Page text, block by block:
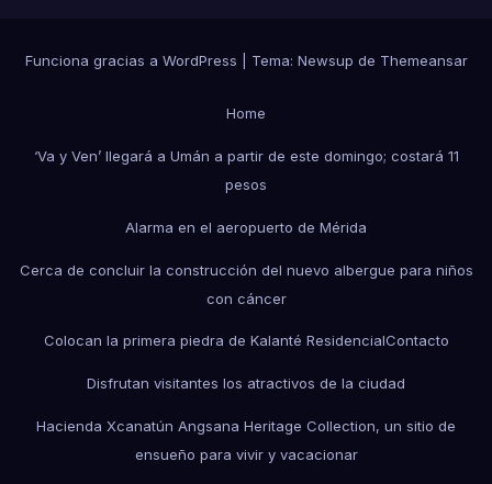
Funciona gracias a WordPress Tema: Newsup de Themeansar
Home
‘Va y Ven’ llegará a Umán a partir de este domingo; costará 11
pesos
Alarma en el aeropuerto de Mérida
Cerca de concluir la construcción del nuevo albergue para niños
con cáncer
Colocan la primera piedra de Kalanté ResidencialContacto
Disfrutan visitantes los atractivos de la ciudad
Hacienda Xcanatún Angsana Heritage Collection, un sitio de
ensueño para vivir y vacacionar